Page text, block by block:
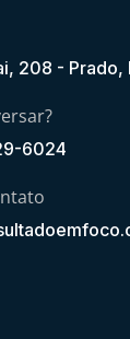
208 -
6024